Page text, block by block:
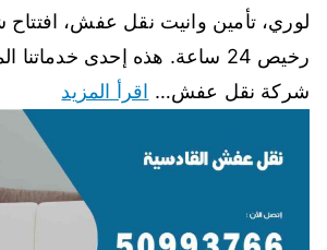
لوري، تأمين وانيت نقل عفش،
رخيص 24 ساعة. هذه إحدى
شركة نقل عفش… اقرأ المزيد